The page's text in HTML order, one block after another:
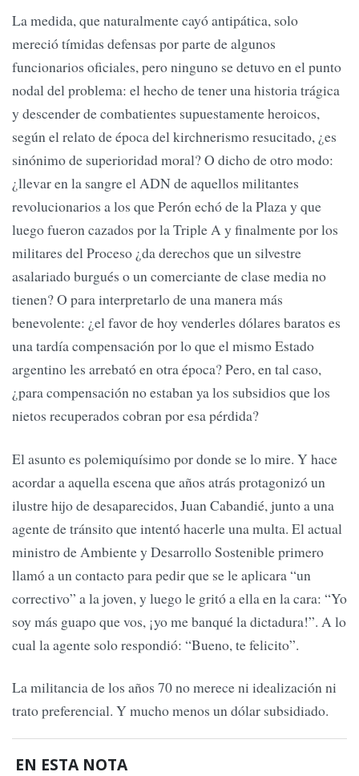
La medida, que naturalmente cayó antipática, solo
mereció tímidas defensas por parte de algunos
funcionarios oficiales, pero ninguno se detuvo en el punto
nodal del problema: el hecho de tener una historia trágica
y descender de combatientes supuestamente heroicos,
según el relato de época del kirchnerismo resucitado, ¿es
sinónimo de superioridad moral? O dicho de otro modo:
¿llevar en la sangre el ADN de aquellos militantes
revolucionarios a los que Perón echó de la Plaza y que
luego fueron cazados por la Triple A y finalmente por los
militares del Proceso ¿da derechos que un silvestre
asalariado burgués o un comerciante de clase media no
tienen? O para interpretarlo de una manera más
benevolente: ¿el favor de hoy venderles dólares baratos es
una tardía compensación por lo que el mismo Estado
argentino les arrebató en otra época? Pero, en tal caso,
¿para compensación no estaban ya los subsidios que los
nietos recuperados cobran por esa pérdida?
El asunto es polemiquísimo por donde se lo mire. Y hace
acordar a aquella escena que años atrás protagonizó un
ilustre hijo de desaparecidos, Juan Cabandié, junto a una
agente de tránsito que intentó hacerle una multa. El actual
ministro de Ambiente y Desarrollo Sostenible primero
llamó a un contacto para pedir que se le aplicara “un
correctivo” a la joven, y luego le gritó a ella en la cara: “Yo
soy más guapo que vos, ¡yo me banqué la dictadura!”. A lo
cual la agente solo respondió: “Bueno, te felicito”.
La militancia de los años 70 no merece ni idealización ni
trato preferencial. Y mucho menos un dólar subsidiado.
EN ESTA NOTA